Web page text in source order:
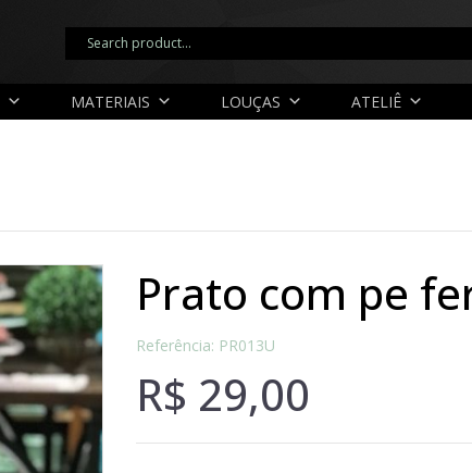
MATERIAIS LOUÇAS ATELIÊ
prato com pe
Referência: PR013U
R$ 29,00